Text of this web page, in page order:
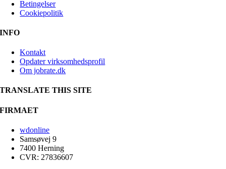
Betingelser
Cookiepolitik
INFO
Kontakt
Opdater virksomhedsprofil
Om jobrate.dk
TRANSLATE THIS SITE
FIRMAET
wdonline
Samsøvej 9
7400 Herning
CVR: 27836607